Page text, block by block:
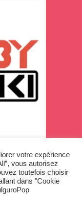
votre expérience
vous autorisez
toutefois choisir
dans "Cookie